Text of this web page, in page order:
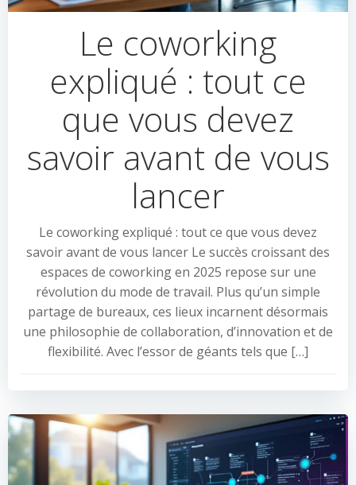
Le coworking
expliqué : tout ce
que vous devez
savoir avant de vous
lancer
Le coworking expliqué : tout ce que vous devez
savoir avant de vous lancer Le succès croissant des
espaces de coworking en 2025 repose sur une
révolution du mode de travail. Plus qu’un simple
partage de bureaux, ces lieux incarnent désormais
une philosophie de collaboration, d’innovation et de
flexibilité. Avec l’essor de géants tels que […]